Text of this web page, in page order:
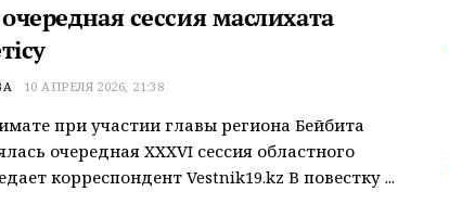
сессия маслихата
10 АПРЕЛЯ 2026, 21:38
при участии главы региона Бейбита
очередная XXXVI сессия областного
корреспондент Vestnik19.kz В повестку ...